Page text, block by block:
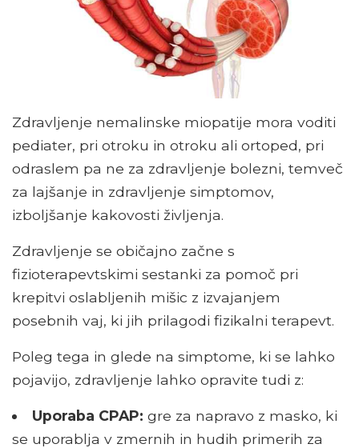
Zdravljenje nemalinske miopatije mora voditi
pediater, pri otroku in otroku ali ortoped, pri
odraslem pa ne za zdravljenje bolezni, temveč
za lajšanje in zdravljenje simptomov,
izboljšanje kakovosti življenja.
Zdravljenje se običajno začne s
fizioterapevtskimi sestanki za pomoč pri
krepitvi oslabljenih mišic z izvajanjem
posebnih vaj, ki jih prilagodi fizikalni terapevt.
Poleg tega in glede na simptome, ki se lahko
pojavijo, zdravljenje lahko opravite tudi z:
Uporaba CPAP: gre za napravo z masko, ki
se uporablja v zmernih in hudih primerih za